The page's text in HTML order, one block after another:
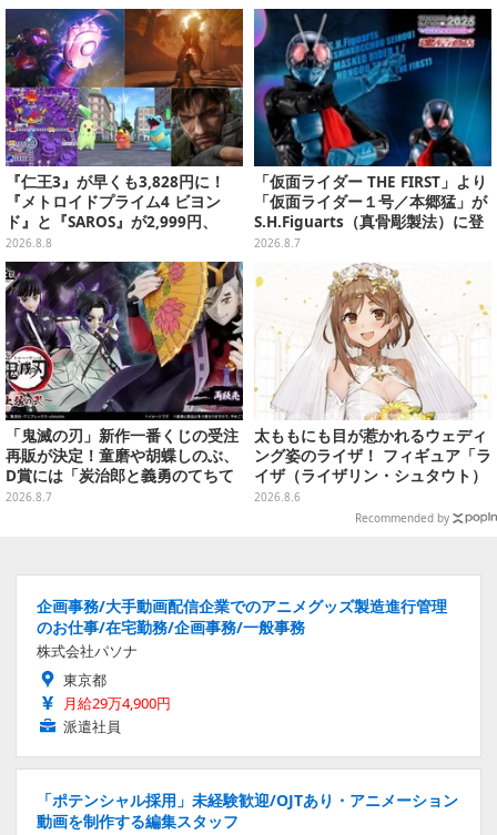
『仁王3』が早くも3,828円に！
『メトロイドプライム4 ビヨン
ド』と『SAROS』が2,999円、
『メタルギアソリッド Δ』は2,49
9円─ゲオ店舗＆ストアのゲームセ
ールは8月8日から
2026.8.8
「仮面ライダー THE FIRST」より
「仮面ライダー１号／本郷猛」が
S.H.Figuarts（真骨彫製法）に登
場！8月18日より予約受付開始
2026.8.7
「鬼滅の刃」新作一番くじの受注
再販が決定！童磨や胡蝶しのぶ、
D賞には「炭治郎と義勇のてちて
ちフィギュア」も
2026.8.7
太ももにも目が惹かれるウェディ
ング姿のライザ！ フィギュア「ラ
イザ（ライザリン・シュタウト）
ウェディングStyle」が8月7日よ
り予約受付開始
2026.8.6
Recommended by
企画事務/大手動画配信企業でのアニメグッズ製造進行管理
のお仕事/在宅勤務/企画事務/一般事務
株式会社パソナ
東京都
月給29万4,900円
派遣社員
「ポテンシャル採用」未経験歓迎/OJTあり・アニメーション
動画を制作する編集スタッフ